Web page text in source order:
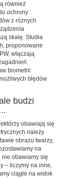
również
ochrony
z różnych
skalę. Studia
proponowane
włączają
biometrii
błędów
budzi
obawiają się
należy
obrazu twarzy,
na
nie obawiamy się
– liczymy na inne,
ciągle na widok